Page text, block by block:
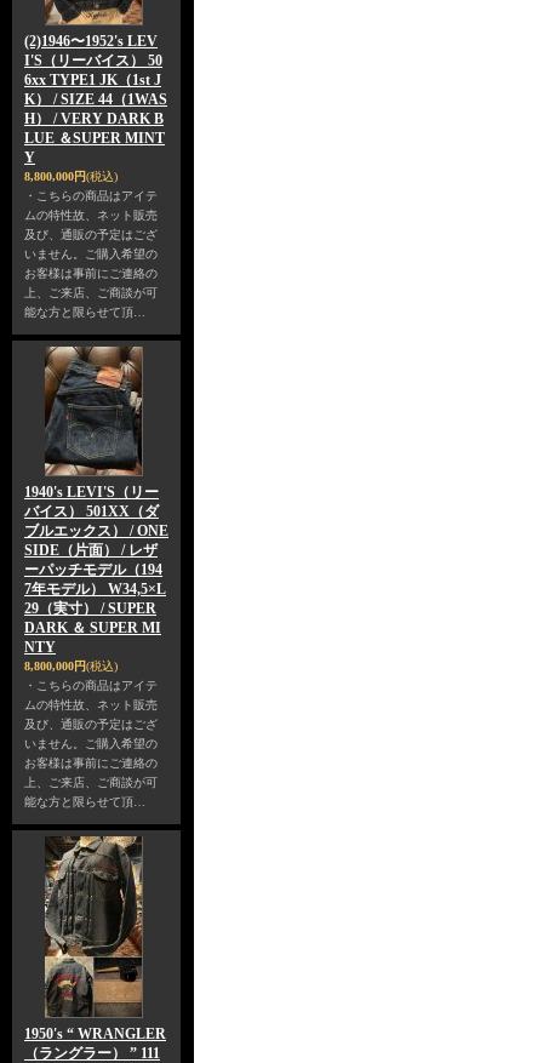
(2)1946〜1952's LEV
I'S（リーバイス） 50
6xx TYPE1 JK（1st J
K） / SIZE 44（1WAS
H） / VERY DARK B
LUE ＆SUPER MINT
Y
8,800,000円(税込)
・こちらの商品はアイテ
ムの特性故、ネット販売
及び、通販の予定はござ
いません。ご購入希望の
お客様は事前にご連絡の
上、ご来店、ご商談が可
能な方と限らせて頂…
1940's LEVI'S（リー
バイス） 501XX（ダ
ブルエックス） / ONE
SIDE（片面） / レザ
ーパッチモデル（194
7年モデル） W34,5×L
29（実寸） / SUPER
DARK ＆ SUPER MI
NTY
8,800,000円(税込)
・こちらの商品はアイテ
ムの特性故、ネット販売
及び、通販の予定はござ
いません。ご購入希望の
お客様は事前にご連絡の
上、ご来店、ご商談が可
能な方と限らせて頂…
1950's “ WRANGLER
（ラングラー） ” 111